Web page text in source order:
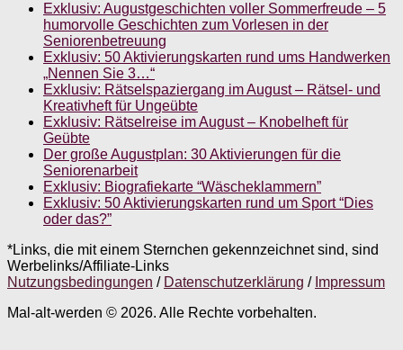
Exklusiv: Augustgeschichten voller Sommerfreude – 5
humorvolle Geschichten zum Vorlesen in der
Seniorenbetreuung
Exklusiv: 50 Aktivierungskarten rund ums Handwerken
„Nennen Sie 3…“
Exklusiv: Rätselspaziergang im August – Rätsel- und
Kreativheft für Ungeübte
Exklusiv: Rätselreise im August – Knobelheft für
Geübte
Der große Augustplan: 30 Aktivierungen für die
Seniorenarbeit
Exklusiv: Biografiekarte “Wäscheklammern”
Exklusiv: 50 Aktivierungskarten rund um Sport “Dies
oder das?”
*Links, die mit einem Sternchen gekennzeichnet sind, sind
Werbelinks/Affiliate-Links
Nutzungsbedingungen / Datenschutzerklärung / Impressum
Mal-alt-werden © 2026. Alle Rechte vorbehalten.